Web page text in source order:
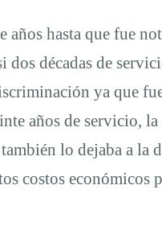
años hasta que fue
dos décadas de
ya que
años de servicio,
lo dejaba a la
costos económicos